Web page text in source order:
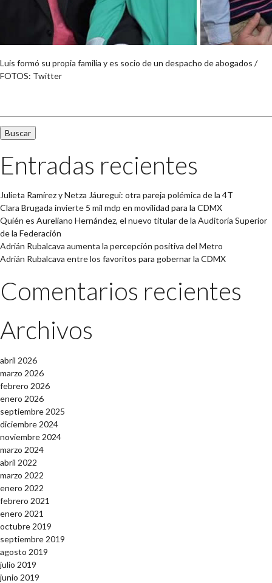
Luis formó su propia familia y es socio de un despacho de abogados /
FOTOS: Twitter
Entradas recientes
Julieta Ramírez y Netza Jáuregui: otra pareja polémica de la 4T
Clara Brugada invierte 5 mil mdp en movilidad para la CDMX
Quién es Aureliano Hernández, el nuevo titular de la Auditoría Superior
de la Federación
Adrián Rubalcava aumenta la percepción positiva del Metro
Adrián Rubalcava entre los favoritos para gobernar la CDMX
Comentarios recientes
Archivos
abril 2026
marzo 2026
febrero 2026
enero 2026
septiembre 2025
diciembre 2024
noviembre 2024
marzo 2024
abril 2022
marzo 2022
enero 2022
febrero 2021
enero 2021
octubre 2019
septiembre 2019
agosto 2019
julio 2019
junio 2019